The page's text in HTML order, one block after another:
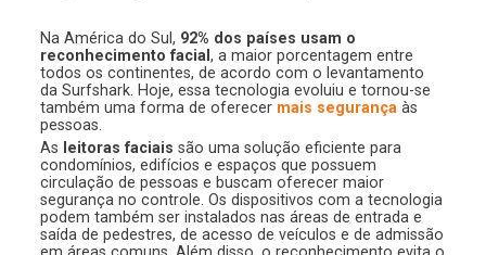
Na América do Sul, 92% dos países usam o
reconhecimento facial, a maior porcentagem entre
todos os continentes, de acordo com o levantamento
da Surfshark. Hoje, essa tecnologia evoluiu e tornou-se
também uma forma de oferecer mais segurança às
pessoas.
As leitoras faciais são uma solução eficiente para
condomínios, edifícios e espaços que possuem
circulação de pessoas e buscam oferecer maior
segurança no controle. Os dispositivos com a tecnologia
podem também ser instalados nas áreas de entrada e
saída de pedestres, de acesso de veículos e de admissão